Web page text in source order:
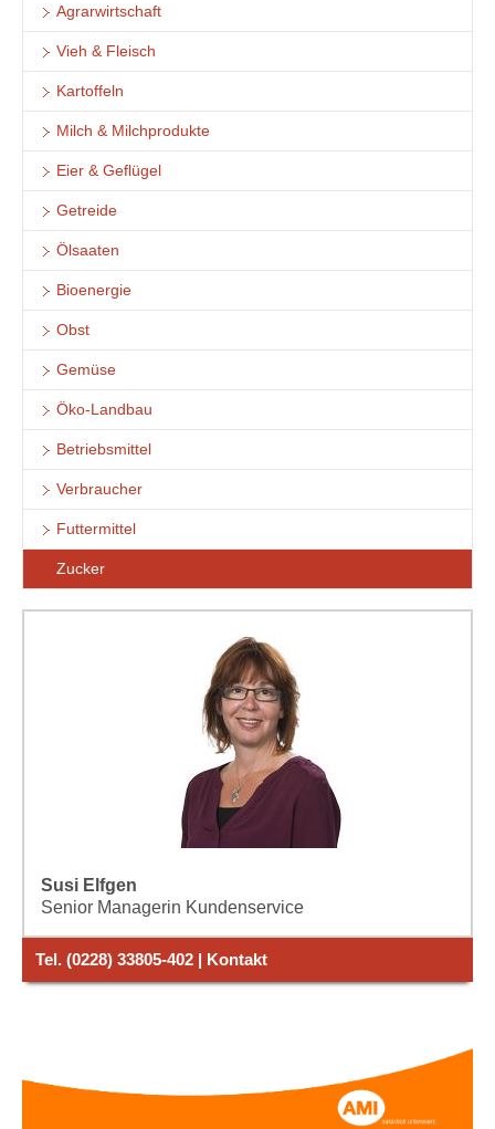
Agrarwirtschaft
Vieh & Fleisch
Kartoffeln
Milch & Milchprodukte
Eier & Geflügel
Getreide
Ölsaaten
Bioenergie
Obst
Gemüse
Öko-Landbau
Betriebsmittel
Verbraucher
Futtermittel
Zucker
Susi Elfgen
Senior Managerin Kundenservice
Tel. (0228) 33805-402 | Kontakt